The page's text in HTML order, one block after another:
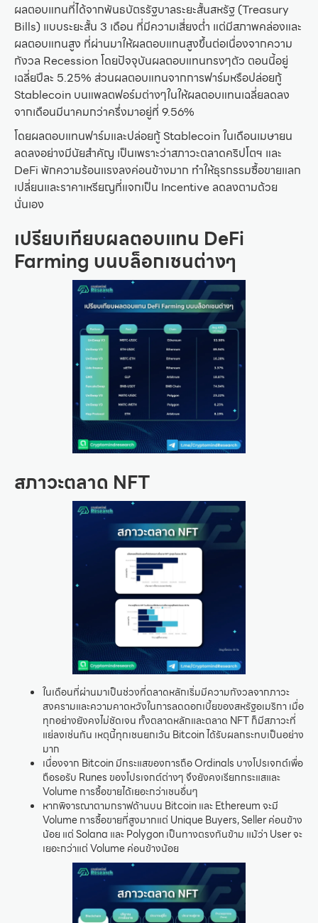
ผลตอบแทนที่ได้จากพันธบัตรรัฐบาลระยะสั้นสหรัฐ (Treasury
Bills) แบบระยะสั้น 3 เดือน ที่มีความเสี่ยงต่ำ แต่มีสภาพคล่องและ
ผลตอบแทนสูง ที่ผ่านมาให้ผลตอบแทนสูงขึ้นต่อเนื่องจากความ
กังวล Recession โดยปัจจุบันผลตอบแทนทรงๆตัว ตอนนี้อยู่
เฉลี่ยปีละ 5.25% ส่วนผลตอบแทนจากการฟาร์มหรือปล่อยกู้
Stablecoin บนแพลตฟอร์มต่างๆในให้ผลตอบแทนเฉลี่ยลดลง
จากเดือนมีนาคมกว่าครึ่งมาอยู่ที่ 9.56%
โดยผลตอบแทนฟาร์มและปล่อยกู้ Stablecoin ในเดือนเมษายน
ลดลงอย่างมีนัยสำคัญ เป็นเพราะว่าสภาวะตลาดคริปโตฯ และ
DeFi พักความร้อนแรงลงค่อนข้างมาก ทำให้ธุรกรรมซื้อขายแลก
เปลี่ยนและราคาเหรียญที่แจกเป็น Incentive ลดลงตามด้วย
นั่นเอง
เปรียบเทียบผลตอบแทน DeFi
Farming บนบล็อกเชนต่างๆ
สภาวะตลาด NFT
ในเดือนที่ผ่านมาเป็นช่วงที่ตลาดหลักเริ่มมีความกังวลจากภาวะ
สงครามและความคาดหวังในการลดดอกเบี้ยของสหรัฐอเมริกา เมื่อ
ทุกอย่างยังคงไม่ชัดเจน ทั้งตลาดหลักและตลาด NFT ก็มีสภาวะที่
แย่ลงเช่นกัน เหตุนี้ทุกเชนยกเว้น Bitcoin ได้รับผลกระทบเป็นอย่าง
มาก
เนื่องจาก Bitcoin มีกระแสของการถือ Ordinals บางโปรเจกต์เพื่อ
ถือรอรับ Runes ของโปรเจกต์ต่างๆ จึงยังคงเรียกกระแสและ
Volume การซื้อขายได้เยอะกว่าเชนอื่นๆ
หากพิจารณาตามกราฟด้านบน Bitcoin และ Ethereum จะมี
Volume การซื้อขายที่สูงมากแต่ Unique Buyers, Seller ค่อนข้าง
น้อย แต่ Solana และ Polygon เป็นทางตรงกันข้าม แม้ว่า User จะ
เยอะกว่าแต่ Volume ค่อนข้างน้อย